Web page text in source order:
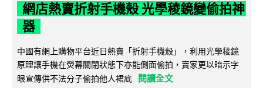
網店熱賣折射手機殼 光學稜鏡變偷拍神
器
中國有網上購物平台近日熱賣「折射手機殼」，利用光學稜鏡
原理讓手機在熒幕關閉狀態下亦能側面偷拍，賣家更以暗示字
眼宣傳供不法分子偷拍他人裙底 閱讀全文